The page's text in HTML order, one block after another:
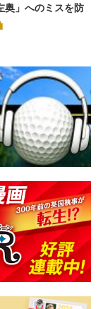
奥」へのミスを防